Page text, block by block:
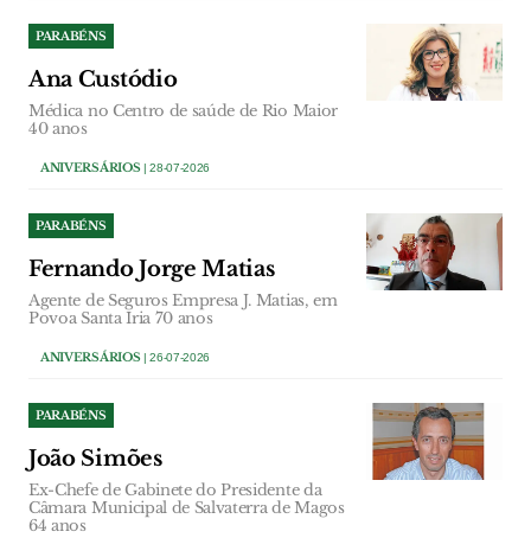
PARABÉNS
Ana Custódio
Médica no Centro de saúde de Rio Maior
40 anos
ANIVERSÁRIOS| 28-07-2026
PARABÉNS
Fernando Jorge Matias
Agente de Seguros Empresa J. Matias, em
Povoa Santa Iria 70 anos
ANIVERSÁRIOS| 26-07-2026
PARABÉNS
João Simões
Ex-Chefe de Gabinete do Presidente da
Câmara Municipal de Salvaterra de Magos
64 anos